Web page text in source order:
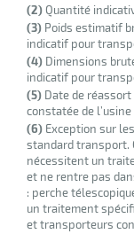
(2)Quantité
(3) Poids estimatif
indicatif pour
(4) Dimensions
indicatif pour
(5) Date de
constatée de
(6) Exception sur
standard transport.
nécessitent un
et ne rentre pas
: perche
un traitement
et transporteurs